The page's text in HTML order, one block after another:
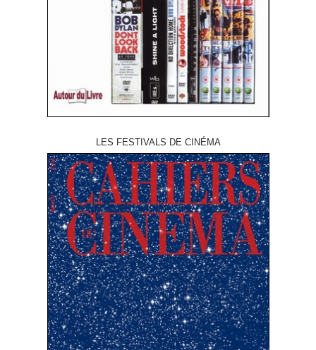
LES FESTIVALS DE CINÉMA